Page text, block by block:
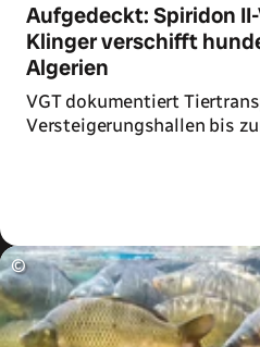
Aufgedeckt: Spiridon
Klinger verschifft
Algerien
VGT dokumentiert
Versteigerungshallen bis
©